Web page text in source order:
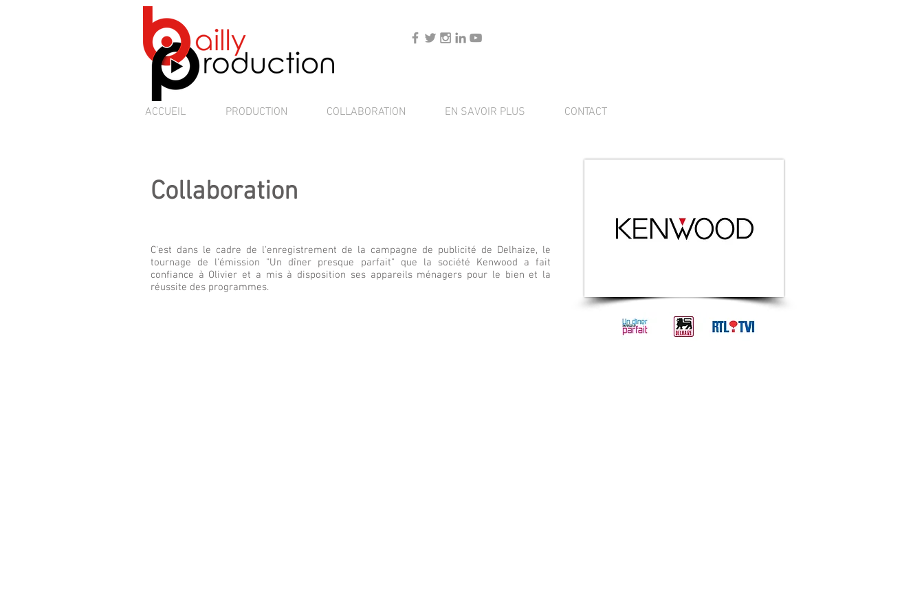
ACCUEIL PRODUCTION COLLABORATION EN SAVOIR PLUS CONTACT
Collaboration
C'est dans le cadre de l'enregistrement de la campagne de publicité de Delhaize, le
tournage de l'émission "Un dîner presque parfait" que la société Kenwood a fait
confiance à Olivier et a mis à disposition ses appareils ménagers pour le bien et la
réussite des programmes.